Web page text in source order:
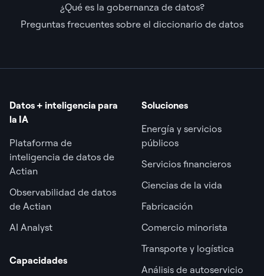
¿Qué es la gobernanza de datos?
Preguntas frecuentes sobre el diccionario de datos
Datos + inteligencia para
la IA
Plataforma de
inteligencia de datos de
Actian
Observabilidad de datos
de Actian
AI Analyst
Capacidades
Soluciones
Energía y servicios
públicos
Servicios financieros
Ciencias de la vida
Fabricación
Comercio minorista
Transporte y logística
Análisis de autoservicio